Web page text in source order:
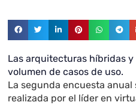
Las arquitecturas híbridas
volumen de casos de uso.
La segunda encuesta anual
realizada por el líder en